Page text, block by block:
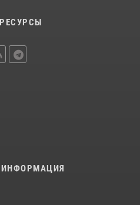
ИНФОРМАЦИЯ